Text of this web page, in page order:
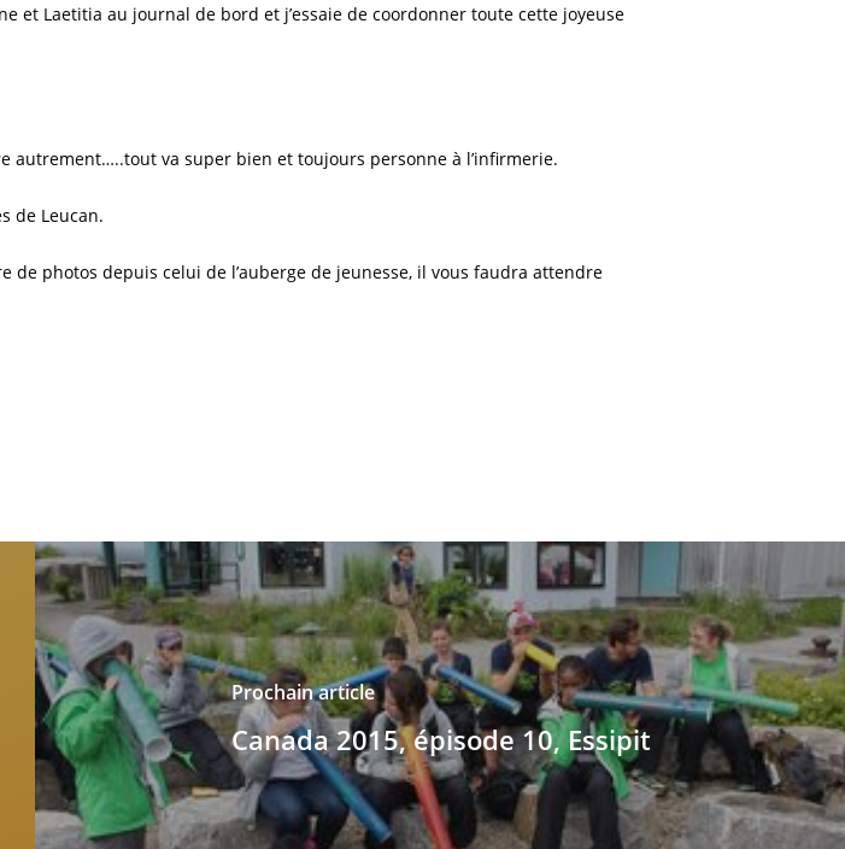
et Laetitia au journal de bord et j’essaie de coordonner toute cette joyeuse
autrement…..tout va super bien et toujours personne à l’infirmerie.
de Leucan.
de photos depuis celui de l’auberge de jeunesse, il vous faudra attendre
Prochain article
Canada 2015, épisode 10, Essipit